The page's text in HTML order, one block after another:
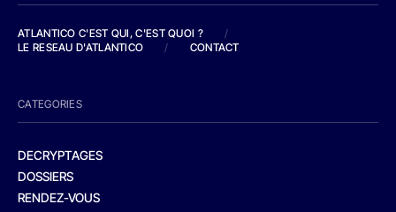
ATLANTICO C'EST QUI, C'EST QUOI ?
/
LE RESEAU D'ATLANTICO
/ CONTACT
CATEGORIES
DECRYPTAGES
DOSSIERS
RENDEZ-VOUS